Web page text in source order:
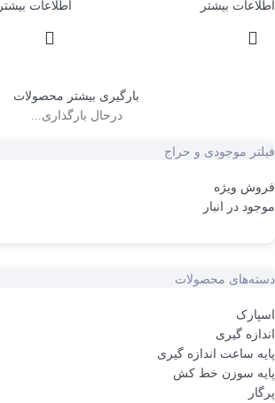
فیلتر موجودی و حراج
فروش ویژه
موجود در انبار
دسته‌های محصولات
اسپارک
اندازه گیری
پایه ساعت اندازه گیری
پایه سوزن خط کش
پرگار
اطلاعات بیشتر اطلاعات بیشتر
بارگیری بیشتر محصولات
درحال بارگذاری...